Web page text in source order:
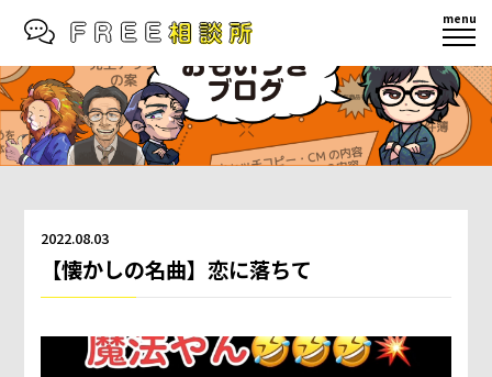
menu
2022.08.03
【懐かしの名曲】恋に落ちて